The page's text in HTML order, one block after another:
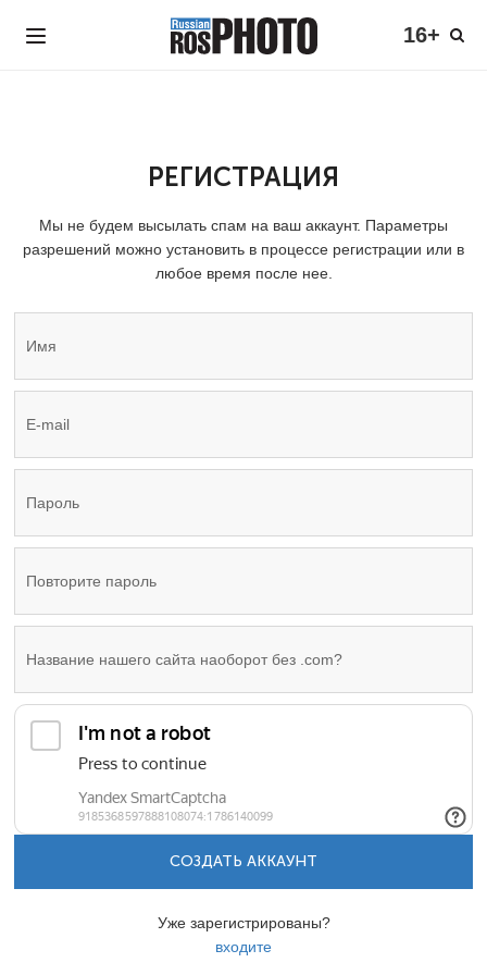
16+
РЕГИСТРАЦИЯ
Мы не будем высылать спам на ваш аккаунт. Параметры
разрешений можно установить в процессе регистрации или в
любое время после нее.
СОЗДАТЬ АККАУНТ
Уже зарегистрированы?
входите